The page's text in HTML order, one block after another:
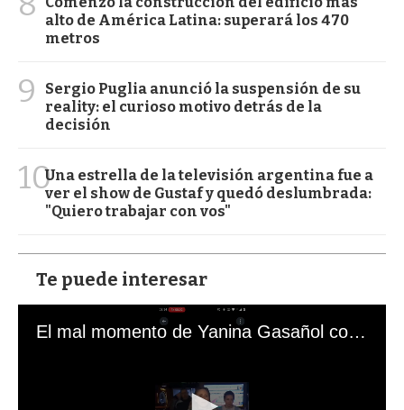
alto de América Latina: superará los 470
metros
9
Sergio Puglia anunció la suspensión de su
reality: el curioso motivo detrás de la
decisión
10Una estrella de la televisión argentina fue a
ver el show de Gustaf y quedó deslumbrada:
"Quiero trabajar con vos"
Te puede interesar
El mal momento de Yanina Gasañol con un hincha argentino en "Subrayado"